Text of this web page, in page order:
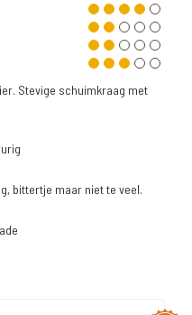
Stevige schuimkraag met
bittertje maar niet te veel.